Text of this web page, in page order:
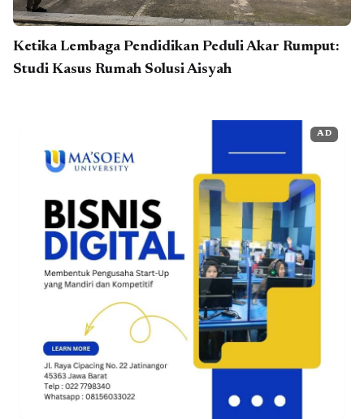
Ketika Lembaga Pendidikan Peduli Akar Rumput:
Studi Kasus Rumah Solusi Aisyah
AD